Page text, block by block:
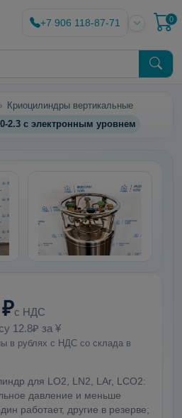
+7 906 118-87-71 0
Криоцилиндры вертикальные
2.3 с электронным уровнем
с НДС
12.8₽ за ¥
в рублях с НДС со склада в
для LO2, LN2, LAr, LCO2:
давление и меньше
работает, другие в резерве;